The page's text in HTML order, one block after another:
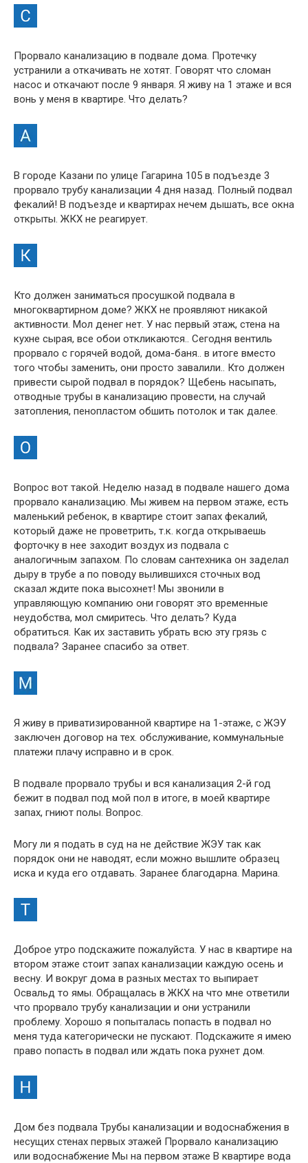
Прорвало канализацию в подвале дома. Протечку
устранили а откачивать не хотят. Говорят что сломан
насос и откачают после 9 января. Я живу на 1 этаже и вся
вонь у меня в квартире. Что делать?
В городе Казани по улице Гагарина 105 в подъезде 3
прорвало трубу канализации 4 дня назад. Полный подвал
фекалий! В подъезде и квартирах нечем дышать, все окна
открыты. ЖКХ не реагирует.
Кто должен заниматься просушкой подвала в
многоквартирном доме? ЖКХ не проявляют никакой
активности. Мол денег нет. У нас первый этаж, стена на
кухне сырая, все обои откликаются.. Сегодня вентиль
прорвало с горячей водой, дома-баня.. в итоге вместо
того чтобы заменить, они просто завалили.. Кто должен
привести сырой подвал в порядок? Щебень насыпать,
отводные трубы в канализацию провести, на случай
затопления, пенопластом обшить потолок и так далее.
Вопрос вот такой. Неделю назад в подвале нашего дома
прорвало канализацию. Мы живем на первом этаже, есть
маленький ребенок, в квартире стоит запах фекалий,
который даже не проветрить, т.к. когда открываешь
форточку в нее заходит воздух из подвала с
аналогичным запахом. По словам сантехника он заделал
дыру в трубе а по поводу вылившихся сточных вод
сказал ждите пока высохнет! Мы звонили в
управляющую компанию они говорят это временные
неудобства, мол смиритесь. Что делать? Куда
обратиться. Как их заставить убрать всю эту грязь с
подвала? Заранее спасибо за ответ.
Я живу в приватизированной квартире на 1-этаже, с ЖЭУ
заключен договор на тех. обслуживание, коммунальные
платежи плачу исправно и в срок.
В подвале прорвало трубы и вся канализация 2-й год
бежит в подвал под мой пол в итоге, в моей квартире
запах, гниют полы. Вопрос.
Могу ли я подать в суд на не действие ЖЭУ так как
порядок они не наводят, если можно вышлите образец
иска и куда его отдавать. Заранее благодарна. Марина.
Доброе утро подскажите пожалуйста. У нас в квартире на
втором этаже стоит запах канализации каждую осень и
весну. И вокруг дома в разных местах то выпирает
Освальд то ямы. Обращалась в ЖКХ на что мне ответили
что прорвало трубу канализации и они устранили
проблему. Хорошо я попыталась попасть в подвал но
меня туда категорически не пускают. Подскажите я имею
право попасть в подвал или ждать пока рухнет дом.
Дом без подвала Трубы канализации и водоснабжения в
несущих стенах первых этажей Прорвало канализацию
или водоснабжение Мы на первом этаже В квартире вода